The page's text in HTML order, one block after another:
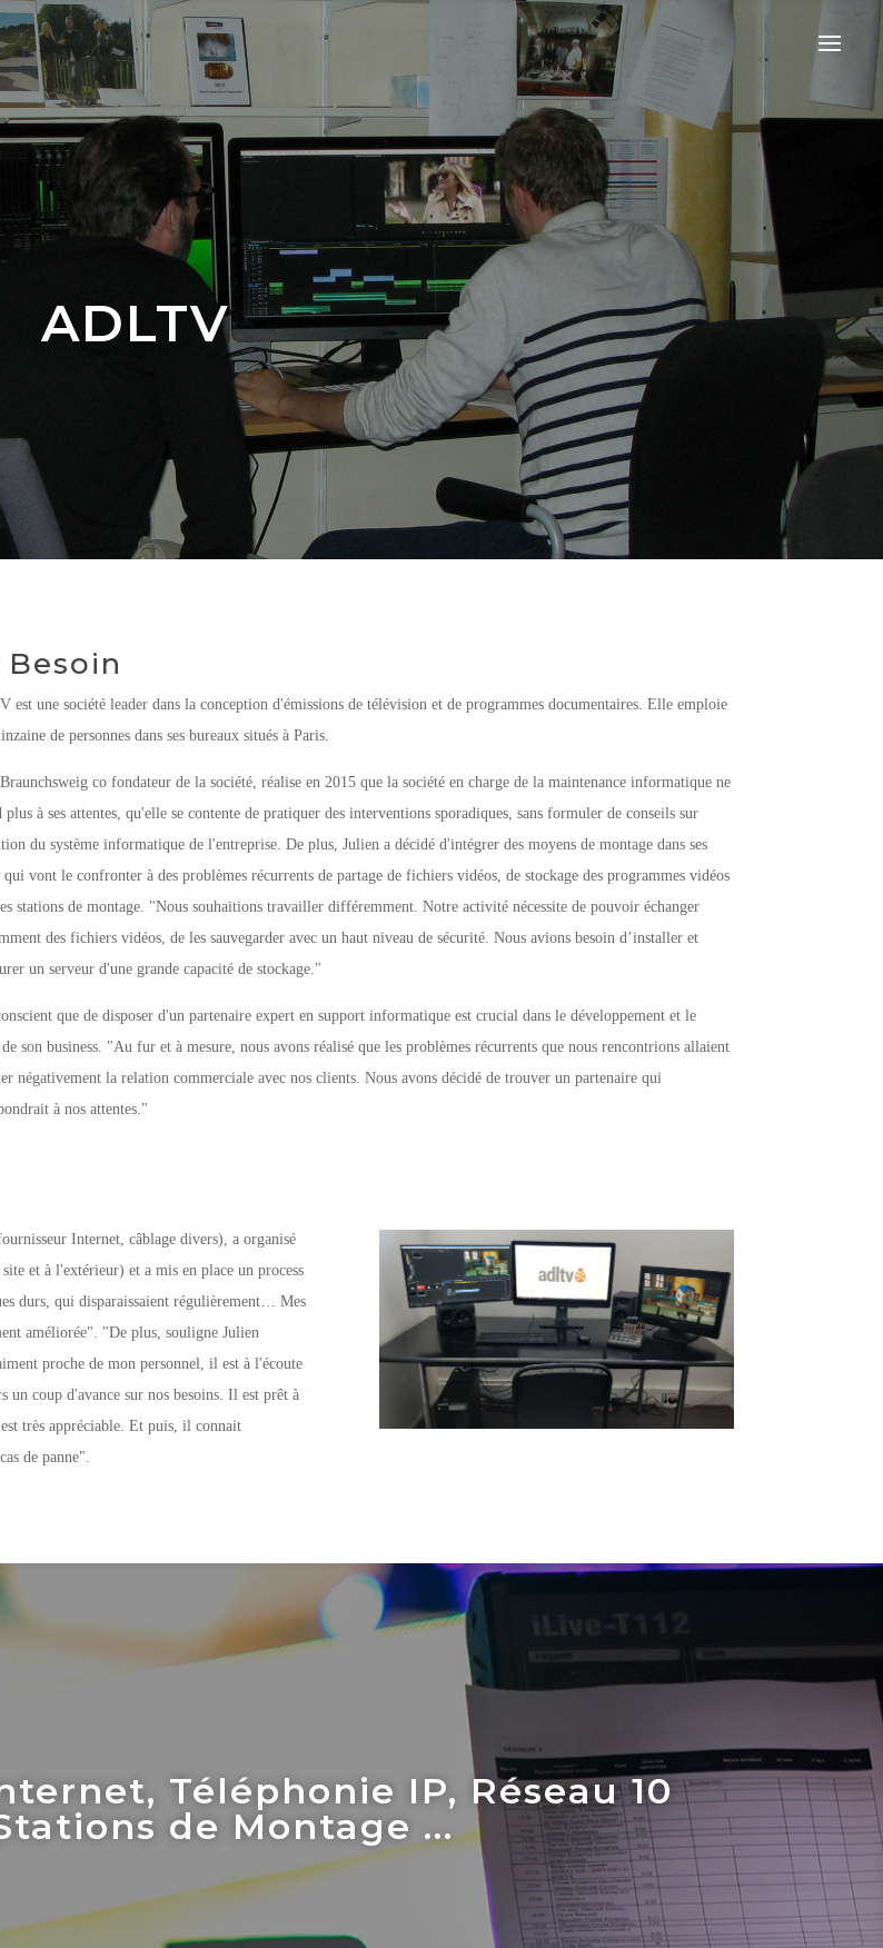
ADLTV
Besoin
est une société leader dans la conception d'émissions de télévision et de programmes documentaires. Elle emploie
de personnes dans ses bureaux situés à Paris.
co fondateur de la société, réalise en 2015 que la société en charge de la maintenance informatique ne
plus à ses attentes, qu'elle se contente de pratiquer des interventions sporadiques, sans formuler de conseils sur
du système informatique de l'entreprise. De plus, Julien a décidé d'intégrer des moyens de montage dans ses
vont le confronter à des problèmes récurrents de partage de fichiers vidéos, de stockage des programmes vidéos
stations de montage. "Nous souhaitions travailler différemment. Notre activité nécessite de pouvoir échanger
des fichiers vidéos, de les sauvegarder avec un haut niveau de sécurité. Nous avions besoin d’installer et
un serveur d'une grande capacité de stockage."
que de disposer d'un partenaire expert en support informatique est crucial dans le développement et le
de son business. "Au fur et à mesure, nous avons réalisé que les problèmes récurrents que nous rencontrions allaient
négativement la relation commerciale avec nos clients. Nous avons décidé de trouver un partenaire qui
à nos attentes."
Internet, câblage divers), a organisé
et à l'extérieur) et a mis en place un process
durs, qui disparaissaient régulièrement… Mes
améliorée". "De plus, souligne Julien
proche de mon personnel, il est à l'écoute
coup d'avance sur nos besoins. Il est prêt à
très appréciable. Et puis, il connait
de panne".
Téléphonie IP, Réseau 10
de Montage ...